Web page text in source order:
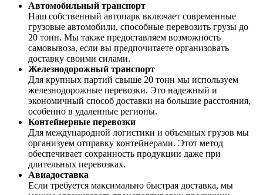
Автомобильный транспорт
Наш собственный автопарк включает современные
грузовые автомобили, способные перевозить грузы до
20 тонн. Мы также предоставляем возможность
самовывоза, если вы предпочитаете организовать
доставку своими силами.
Железнодорожный транспорт
Для крупных партий свыше 20 тонн мы используем
железнодорожные перевозки. Это надежный и
экономичный способ доставки на большие расстояния,
особенно в удаленные регионы.
Контейнерные перевозки
Для международной логистики и объемных грузов мы
организуем отправку контейнерами. Этот метод
обеспечивает сохранность продукции даже при
длительных перевозках.
Авиадоставка
Если требуется максимально быстрая доставка, мы